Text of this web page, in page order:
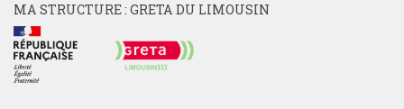
MA STRUCTURE : GRETA DU LIMOUSIN